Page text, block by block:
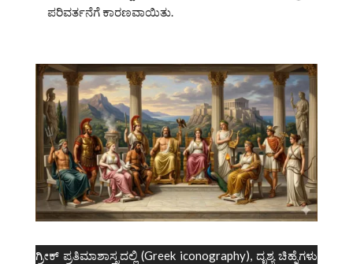
ಪರಿವರ್ತನೆಗೆ ಕಾರಣವಾಯಿತು.
ಗ್ರೀಕ್ ಪ್ರತಿಮಾಶಾಸ್ತ್ರದಲ್ಲಿ (Greek iconography), ದೃಶ್ಯ ಚಿಹ್ನೆಗಳು